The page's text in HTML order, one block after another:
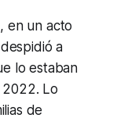
en un acto
a
lo estaban
2022. Lo
de